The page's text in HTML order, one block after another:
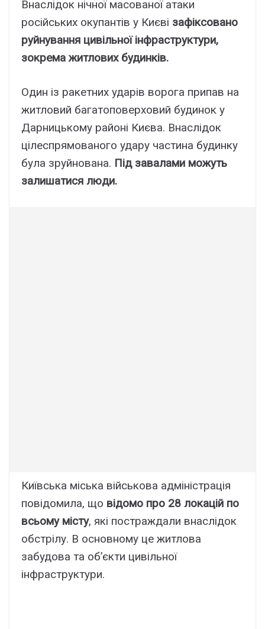
Внаслідок нічної масованої атаки
російських окупантів у Києві зафіксовано
руйнування цивільної інфраструктури,
зокрема житлових будинків.
Один із ракетних ударів ворога припав на
житловий багатоповерховий будинок у
Дарницькому районі Києва. Внаслідок
цілеспрямованого удару частина будинку
була зруйнована. Під завалами можуть
залишатися люди.
Київська міська військова адміністрація
повідомила, що відомо про 28 локацій по
всьому місту, які постраждали внаслідок
обстрілу. В основному це житлова
забудова та об’єкти цивільної
інфраструктури.